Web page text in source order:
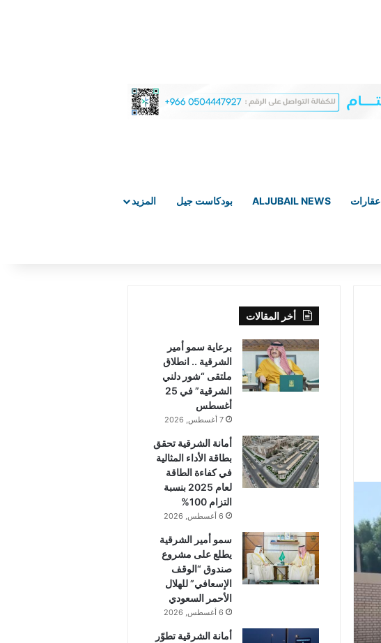
عقارات ALJUBAIL NEWS بودكاست جيل المزيد
أخر المقالات
برعاية سمو أمير
الشرقية .. انطلاق
ملتقى “شور دلني
الشرقية” في 25
أغسطس
7 أغسطس, 2026
أمانة الشرقية تحقق
بطاقة الأداء المثالية
في كفاءة الطاقة
لعام 2025 بنسبة
التزام 100%
6 أغسطس, 2026
سمو أمير الشرقية
يطلع على مشروع
صندوق “الوقف
الإسعافي” للهلال
الأحمر السعودي
6 أغسطس, 2026
أمانة الشرقية تطوّر